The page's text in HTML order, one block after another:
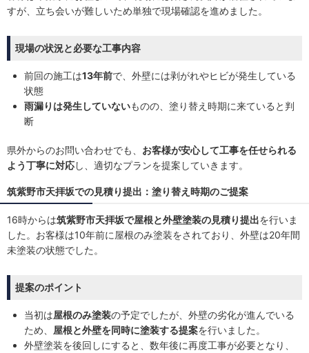
すが、立ち会いが難しいため単独で現場確認を進めました。
現場の状況と必要な工事内容
前回の施工は13年前で、外壁には剥がれやヒビが発生している
状態
雨漏りは発生していないものの、塗り替え時期に来ていると判
断
県外からのお問い合わせでも、 お客様が安心して工事を任せられる
よう丁寧に対応し、適切なプランを提案していきます。
筑紫野市天拝坂での見積り提出：塗り替え時期のご提案
16時からは筑紫野市天拝坂で屋根と外壁塗装の見積り提出を行いま
した。お客様は10年前に屋根のみ塗装をされており、外壁は20年間
未塗装の状態でした。
提案のポイント
当初は屋根のみ塗装の予定でしたが、外壁の劣化が進んでいる
ため、 屋根と外壁を同時に塗装する提案を行いました。
外壁塗装を後回しにすると、数年後に再度工事が必要となり、